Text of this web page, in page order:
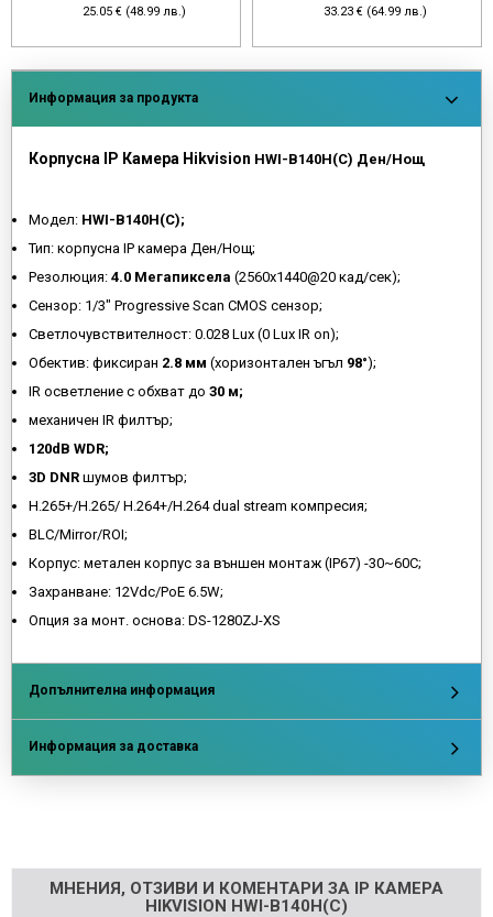
25.05 € (48.99 лв.)
33.23 € (64.99 лв.)
Информация за продукта
Корпусна IP Камера Hikvision HWI-B140H(C) Ден/Нощ
Модел: HWI-B140H(C);
Тип: корпусна IP камера Ден/Нощ;
Резолюция: 4.0 Мегапиксела (2560x1440@20 кад/сек);
Сензор: 1/3" Progressive Scan CMOS сензор;
Светлочувствителност: 0.028 Lux (0 Lux IR on);
Обектив: фиксиран 2.8 мм (хоризонтален ъгъл 98°);
IR осветление с обхват до 30 м;
механичен IR филтър;
120dB WDR;
3D DNR шумов филтър;
H.265+/H.265/ H.264+/H.264 dual stream компресия;
BLC/Mirror/ROI;
Корпус: метален корпус зa външен монтаж (IP67) -30~60C;
Захранване: 12Vdc/PoE 6.5W;
Опция за монт. основа: DS-1280ZJ-XS
Допълнителна информация
Информация за доставка
МНЕНИЯ, ОТЗИВИ И КОМЕНТАРИ ЗА IP КАМЕРА
HIKVISION HWI-B140H(C)